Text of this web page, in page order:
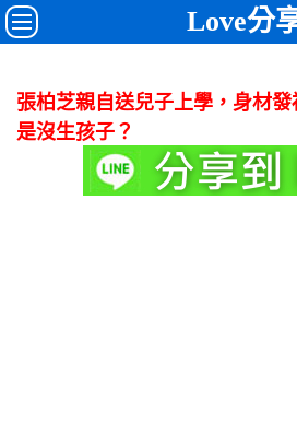
Love分
張柏芝親自送兒子上學，身材
是沒生孩子？